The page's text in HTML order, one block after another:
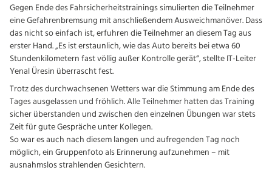
Gegen Ende des Fahrsicherheitstrainings simulierten die Teilnehmer
eine Gefahrenbremsung mit anschließendem Ausweichmanöver. Dass
das nicht so einfach ist, erfuhren die Teilnehmer an diesem Tag aus
erster Hand. „Es ist erstaunlich, wie das Auto bereits bei etwa 60
Stundenkilometern fast völlig außer Kontrolle gerät“, stellte IT-Leiter
Yenal Üresin überrascht fest.
Trotz des durchwachsenen Wetters war die Stimmung am Ende des
Tages ausgelassen und fröhlich. Alle Teilnehmer hatten das Training
sicher überstanden und zwischen den einzelnen Übungen war stets
Zeit für gute Gespräche unter Kollegen.
So war es auch nach diesem langen und aufregenden Tag noch
möglich, ein Gruppenfoto als Erinnerung aufzunehmen – mit
ausnahmslos strahlenden Gesichtern.